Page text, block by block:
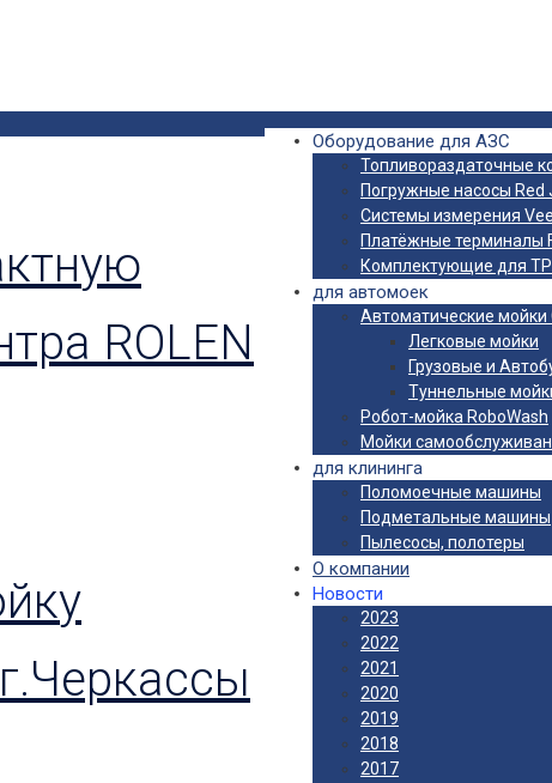
Оборудование для АЗС
Топливораздаточные
Погружные насосы Red
Системы измерения
Платёжные терминалы
Комплектующие для
для автомоек
Автоматические мойки
Легковые мойки
Грузовые и
Туннельные
Робот-мойка RoboWash
Мойки
для клининга
Поломоечные машины
Подметальные машины
Пылесосы, полотеры
О компании
Новости
2023
2022
2021
2020
2019
2018
2017
ROLEN